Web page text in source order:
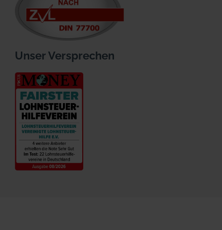
Unser Versprechen